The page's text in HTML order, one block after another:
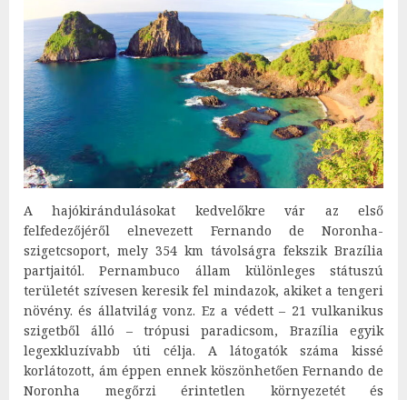
A hajókirándulásokat kedvelőkre vár az első
felfedezőjéről elnevezett Fernando de Noronha-
szigetcsoport, mely 354 km távolságra fekszik Brazília
partjaitól. Pernambuco állam különleges státuszú
területét szívesen keresik fel mindazok, akiket a tengeri
növény. és állatvilág vonz. Ez a védett – 21 vulkanikus
szigetből álló – trópusi paradicsom, Brazília egyik
legexkluzívabb úti célja. A látogatók száma kissé
korlátozott, ám éppen ennek köszönhetően Fernando de
Noronha megőrzi érintetlen környezetét és